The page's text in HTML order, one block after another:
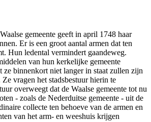
gemeente geeft in april 1748 haar
Er is een groot aantal armen dat ten
Hun ledental vermindert gaandeweg.
van hun kerkelijke gemeente
ze binnenkort niet langer in staat zullen zijn
vragen het stadsbestuur hierin te
overweegt dat de Waalse gemeente tot nu
- zoals de Nederduitse gemeente - uit de
collecte ten behoeve van de armen en
van het arm- en weeshuis krijgen